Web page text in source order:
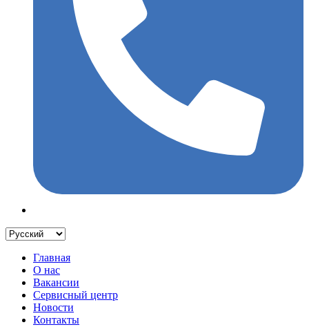
Главная
О нас
Вакансии
Сервисный центр
Новости
Контакты